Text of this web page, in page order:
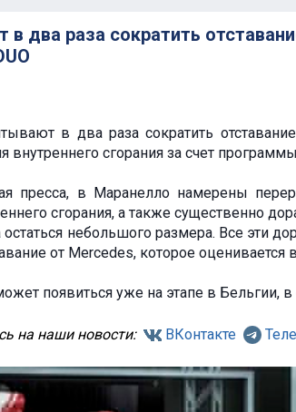
в два раза сократить
в два раза сократить
внутреннего сгорания за счет программы
пресса, в Маранелло намерены
сгорания, а также существенно
небольшого размера. Все эти
от Mercedes, которое оценивается
появиться уже на этапе в Бельгии,
на наши новости: ВКонтакте